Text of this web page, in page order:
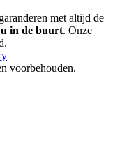
garanderen met altijd de
u in de buurt. Onze
voorbehouden.